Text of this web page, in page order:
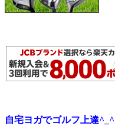
自宅ヨガでゴルフ上達^_^